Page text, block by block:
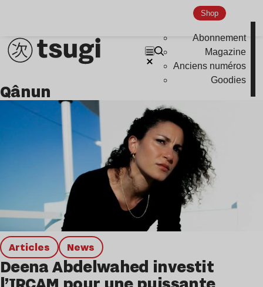
Shop
Abonnement
Magazine
Anciens numéros
Goodies
Indie
qânun
Articles news
Deena Abdelwahed investit